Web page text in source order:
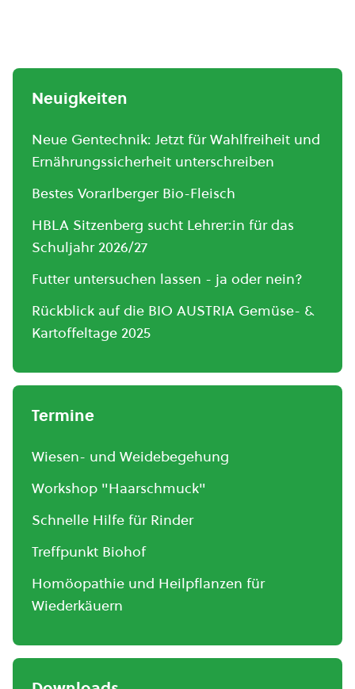
Neuigkeiten
Neue Gentechnik: Jetzt für Wahlfreiheit und
Ernährungssicherheit unterschreiben
Bestes Vorarlberger Bio-Fleisch
HBLA Sitzenberg sucht Lehrer:in für das
Schuljahr 2026/27
Futter untersuchen lassen - ja oder nein?
Rückblick auf die BIO AUSTRIA Gemüse- &
Kartoffeltage 2025
Termine
Wiesen- und Weidebegehung
Workshop "Haarschmuck"
Schnelle Hilfe für Rinder
Treffpunkt Biohof
Homöopathie und Heilpflanzen für
Wiederkäuern